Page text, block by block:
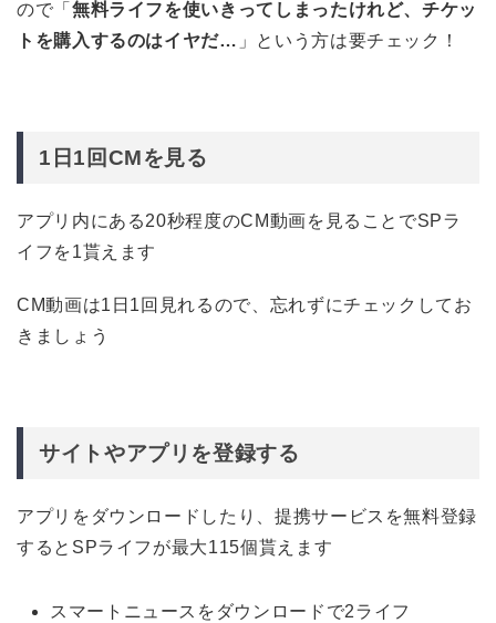
ので「 無料ライフを使いきってしまったけれど、チケッ
トを購入するのはイヤだ… 」という方は要チェック！
1日1回CMを見る
アプリ内にある20秒程度のCM動画を見ることでSPラ
イフを1貰えます
CM動画は1日1回見れるので、忘れずにチェックしてお
きましょう
サイトやアプリを登録する
アプリをダウンロードしたり、提携サービスを無料登録
するとSPライフが最大115個貰えます
スマートニュースをダウンロードで2ライフ